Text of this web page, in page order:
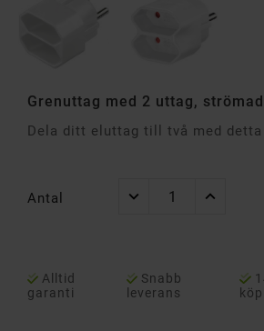
Grenuttag med 2 uttag,
Dela ditt eluttag till två med detta
Antal
Alltid
garanti
Snabb
leverans
köp